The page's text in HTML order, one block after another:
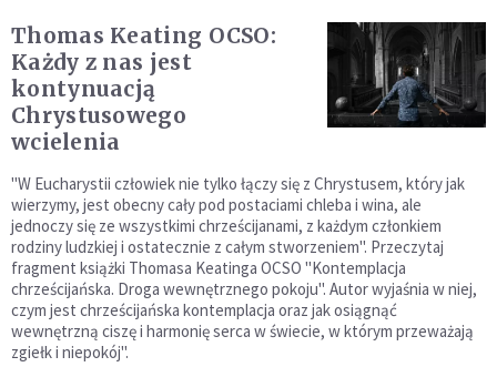
Thomas Keating OCSO:
Każdy z nas jest
kontynuacją
Chrystusowego
wcielenia
"W Eucharystii człowiek nie tylko łączy się z Chrystusem, który jak
wierzymy, jest obecny cały pod postaciami chleba i wina, ale
jednoczy się ze wszystkimi chrześcijanami, z każdym członkiem
rodziny ludzkiej i ostatecznie z całym stworzeniem". Przeczytaj
fragment książki Thomasa Keatinga OCSO "Kontemplacja
chrześcijańska. Droga wewnętrznego pokoju". Autor wyjaśnia w niej,
czym jest chrześcijańska kontemplacja oraz jak osiągnąć
wewnętrzną ciszę i harmonię serca w świecie, w którym przeważają
zgiełk i niepokój".